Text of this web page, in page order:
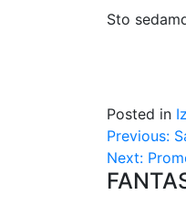
Sto
Posted in
Previous:
Next: